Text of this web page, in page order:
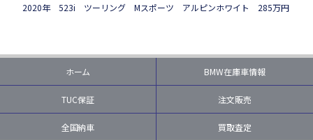
2020年 523i ツーリング Mスポーツ アルピンホワイト 285万円
ホーム BMW在庫車情報
TUC保証 注文販売
全国納車 買取査定